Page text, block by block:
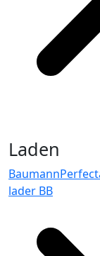
Laden
lader BB